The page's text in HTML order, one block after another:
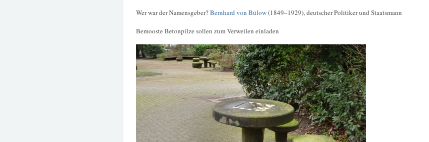
Wer war der Namensgeber?Bernhard von Bülow(1849–1929), deutscher Politiker und Staatsmann
Bemooste Betonpilze sollen zum Verweilen einladen